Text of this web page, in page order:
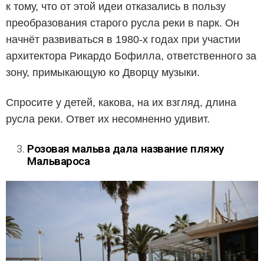
к тому, что от этой идеи отказались в пользу
преобразования старого русла реки в парк. Он
начнёт развиваться в 1980-х годах при участии
архитектора Рикардо Бофилла, ответственного за
зону, примыкающую ко Дворцу музыки.
Спросите у детей, какова, на их взгляд, длина
русла реки. Ответ их несомненно удивит.
Розовая мальва дала название пляжу
Мальвароса